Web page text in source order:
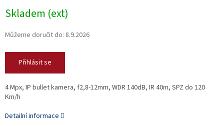
Skladem (ext)
Můžeme doručit do: 8.9.2026
Přihlásit se
4 Mpx, IP bullet kamera, f2,8-12mm, WDR 140dB, IR 40m, SPZ do 120
Km/h
Detailní informace